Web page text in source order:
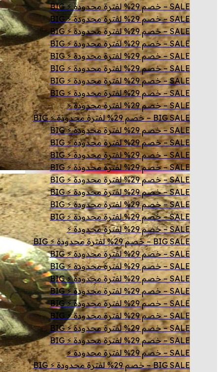
SALE – خصم 29% لفترة محدودة ⚡ BIG
SALE – خصم 29% لفترة محدودة ⚡ BIG
SALE – خصم 29% لفترة محدودة ⚡ BIG
SALE – خصم 29% لفترة محدودة ⚡ BIG
SALE – خصم 29% لفترة محدودة ⚡ BIG
SALE – خصم 29% لفترة محدودة ⚡ BIG
SALE – خصم 29% لفترة محدودة ⚡ BIG
SALE – خصم 29% لفترة محدودة ⚡ BIG
SALE – خصم 29% لفترة محدودة ⚡
BIG SALE – خصم 29% لفترة محدودة ⚡ BIG
SALE – خصم 29% لفترة محدودة ⚡ BIG
SALE – خصم 29% لفترة محدودة ⚡ BIG
SALE – خصم 29% لفترة محدودة ⚡ BIG
SALE – خصم 29% لفترة محدودة ⚡ BIG
SALE – خصم 29% لفترة محدودة ⚡ BIG
SALE – خصم 29% لفترة محدودة ⚡ BIG
SALE – خصم 29% لفترة محدودة ⚡ BIG
SALE – خصم 29% لفترة محدودة ⚡ BIG
SALE – خصم 29% لفترة محدودة ⚡
BIG SALE – خصم 29% لفترة محدودة ⚡ BIG
SALE – خصم 29% لفترة محدودة ⚡ BIG
SALE – خصم 29% لفترة محدودة ⚡ BIG
SALE – خصم 29% لفترة محدودة ⚡ BIG
SALE – خصم 29% لفترة محدودة ⚡ BIG
SALE – خصم 29% لفترة محدودة ⚡ BIG
SALE – خصم 29% لفترة محدودة ⚡ BIG
SALE – خصم 29% لفترة محدودة ⚡ BIG
SALE – خصم 29% لفترة محدودة ⚡ BIG
SALE – خصم 29% لفترة محدودة ⚡
BIG SALE – خصم 29% لفترة محدودة ⚡ BIG